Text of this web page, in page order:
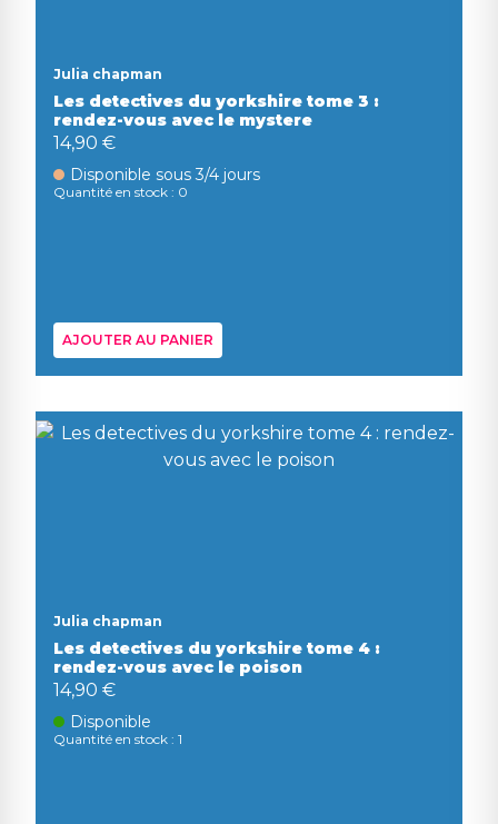
Julia chapman
Les detectives du yorkshire tome 3 :
rendez-vous avec le mystere
14,90 €
Disponible sous 3/4 jours
Quantité en stock : 0
AJOUTER AU PANIER
Julia chapman
Les detectives du yorkshire tome 4 :
rendez-vous avec le poison
14,90 €
Disponible
Quantité en stock : 1